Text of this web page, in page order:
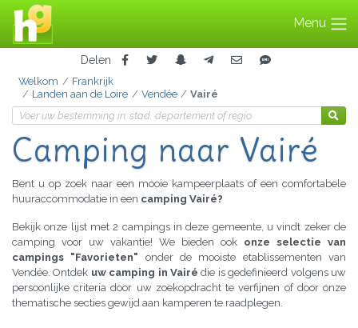
Menu
Delen
Welkom
Frankrijk
Landen aan de Loire
Vendée Vairé
Camping naar Vairé
Bent u op zoek naar een mooie kampeerplaats of een comfortabele
huuraccommodatie in een camping Vairé?
Bekijk onze lijst met 2 campings in deze gemeente, u vindt zeker de
camping voor uw vakantie! We bieden ook onze selectie van
campings "Favorieten" onder de mooiste etablissementen van
Vendée. Ontdek uw camping in Vairé die is gedefinieerd volgens uw
persoonlijke criteria door uw zoekopdracht te verfijnen of door onze
thematische secties gewijd aan kamperen te raadplegen.